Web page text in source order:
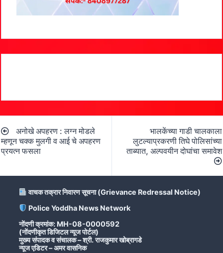
navigation
अनोखे अपहरण : लग्न मोडले
म्हणून चक्क मुलगी व आई चे अपहरण
प्रयत्न फसला
भालकेंच्या गाडी चालकाला
लुटल्याप्रकरणी तिघे पोलिसांच्या
ताब्यात, अल्पवयीन दोघांचा समावेश
वाचक तक्रार निवारण सूचना (Grievance Redressal Notice)
Police Yoddha News Network
नोंदणी क्रमांक: MH-08-0000592
(नोंदणीकृत डिजिटल न्यूज पोर्टल)
मुख्य संपादक व संचालक – श्री. राजकुमार खोब्रागडे
न्यूज एडिटर – अमर वासनिक